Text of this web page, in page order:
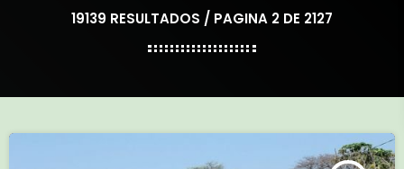
19139 RESULTADOS / PAGINA 2 DE 2127